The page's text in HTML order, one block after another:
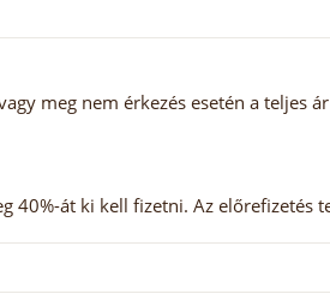
meg nem érkezés esetén a teljes
át ki kell fizetni. Az előrefizetés